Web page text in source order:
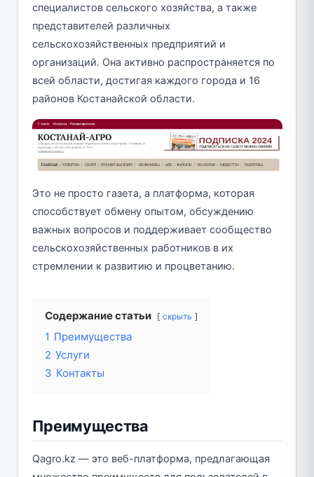
специалистов сельского хозяйства, а также
представителей различных
сельскохозяйственных предприятий и
организаций. Она активно распространяется по
всей области, достигая каждого города и 16
районов Костанайской области.
Это не просто газета, а платформа, которая
способствует обмену опытом, обсуждению
важных вопросов и поддерживает сообщество
сельскохозяйственных работников в их
стремлении к развитию и процветанию.
Содержание статьи скрыть
1 Преимущества
2 Услуги
3 Контакты
Преимущества
Qagro.kz — это веб-платформа, предлагающая